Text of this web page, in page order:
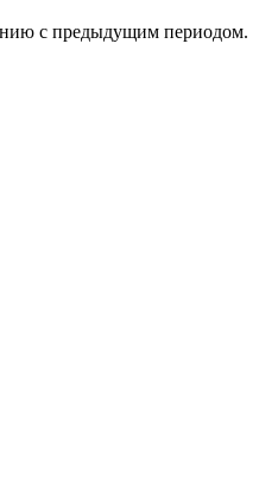
с предыдущим периодом.